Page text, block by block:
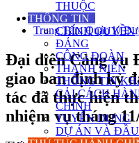
THUỘC
THÔNG TIN
CHÍNH QUYỀN
ĐẢNG
CÔNG ĐOÀN
THANH NIÊN
THÔNG TIN
CẢI CÁCH
CHÍNH
TUYỂN DỤNG
DỰ ÁN VÀ
Sở Xây dựng
Trung Tâm Quản lý
Đại diện Cảng vụ
giao ban định kỳ
tác đã thực hiện
nhiệm vụ tháng